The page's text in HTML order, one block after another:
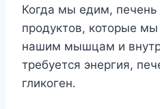
Когда мы едим, печень
продуктов, которые
нашим мышцам и
требуется энергия,
гликоген.